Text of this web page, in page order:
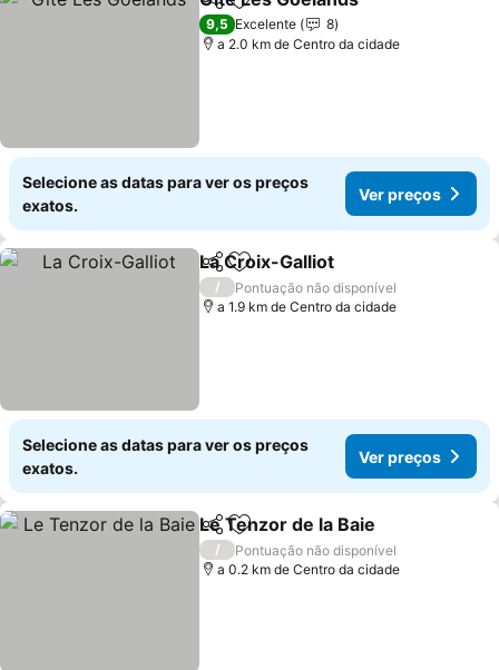
PartilharAdicionar aos favoritos
9,5 Excelente
8
a 2.0 km de Centro da cidade
Selecione as datas para ver os preços
exatos.
Ver preços
PartilharAdicionar aos favoritos
La Croix-Galliot
/
Pontuação não disponível
a 1.9 km de Centro da cidade
Selecione as datas para ver os preços
exatos.
Ver preços
PartilharAdicionar aos favoritos
Le Tenzor de la Baie
/
Pontuação não disponível
a 0.2 km de Centro da cidade